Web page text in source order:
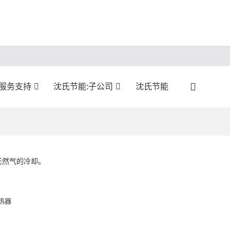
务支持 沈氏节能:子公司 沈氏节能
气的冷却。
器